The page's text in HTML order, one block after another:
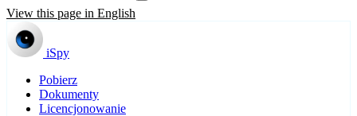
View this page in English
iSpy
Pobierz
Dokumenty
Licencjonowanie